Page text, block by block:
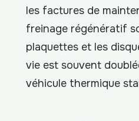
les factures de
freinage régénératif
plaquettes et les
vie est souvent
véhicule thermique